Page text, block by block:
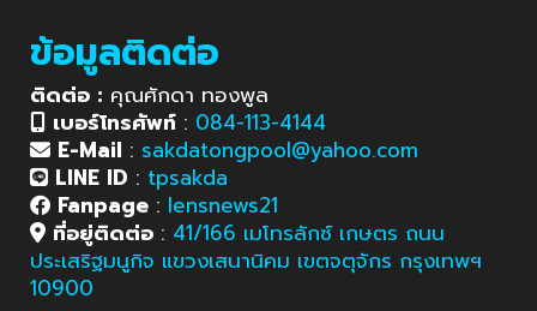
ข้อมูลติดต่อ
ติดต่อ : คุณศักดา ทองพูล
เบอร์โทรศัพท์ : 084-113-4144
E-Mail : sakdatongpool@yahoo.com
LINE ID : tpsakda
Fanpage : lensnews21
ที่อยู่ติดต่อ : 41/166 เมโทรลักซ์ เกษตร ถนน
ประเสริฐมนูกิจ แขวงเสนานิคม เขตจตุจักร กรุงเทพฯ
10900